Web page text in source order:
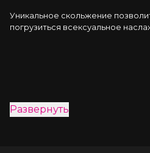
Уникальное скольжение
погрузиться всексуальное
Развернуть